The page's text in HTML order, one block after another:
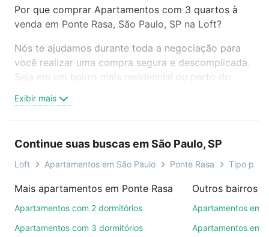
Por que comprar Apartamentos com 3 quartos à
venda em Ponte Rasa, São Paulo, SP na Loft?
Nós te ajudamos durante toda a negociação para
você realizar uma compra segura e descomplicada.
Seja em um bairro mais residencial ou perto do
oferta ideal de Apartamentos com 3 quartos à
venda em Ponte Rasa, São Paulo, SP para
ou por videochamada, é grátis, sem compromisso e
você ainda conta com mais de 46 mil corretores e
de imóveis.
Como escolher um imóvel?
Exibir mais
Continue suas buscas em São Paulo, SP
Loft Apartamentos em São Paulo Ponte Rasa Tipo
Mais apartamentos em Ponte Rasa
Apartamentos com 2 dormitórios
Apartamentos com 3 dormitórios
Outros bairros
Apartamentos em
Apartamentos em